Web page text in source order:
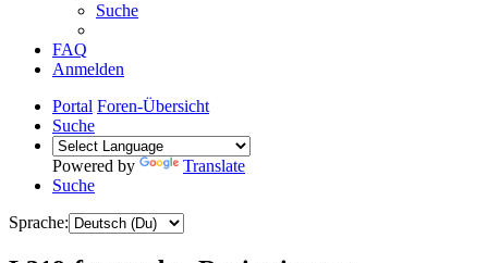
Suche
FAQ
Anmelden
Portal Foren-Übersicht
Suche
Powered by
Translate
Suche
Sprache: